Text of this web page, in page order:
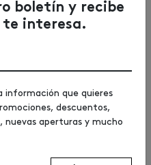
12,99€
boletín y recibe
te interesa.
información que quieres
descuentos,
aperturas y mucho